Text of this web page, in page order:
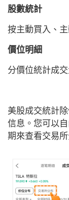
股數統計
按主動買入、
價位明細
分價位統計成
美股成交統計
信息。您可以
期來查看交易